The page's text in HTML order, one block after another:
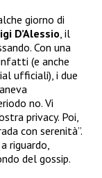
giorno di
D’Alessio , il
Con una
(e anche
ufficiali), i due
no. Vi
privacy. Poi,
con serenità”.
riguardo,
del gossip.